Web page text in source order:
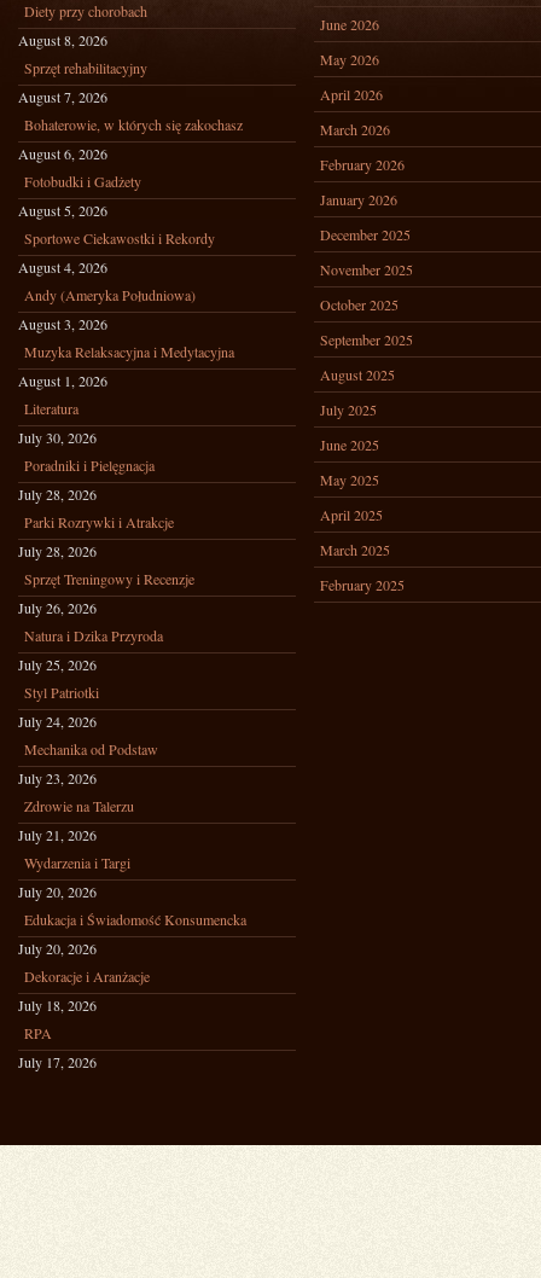
Diety przy chorobach
August 8, 2026
Sprzęt rehabilitacyjny
August 7, 2026
Bohaterowie, w których się zakochasz
August 6, 2026
Fotobudki i Gadżety
August 5, 2026
Sportowe Ciekawostki i Rekordy
August 4, 2026
Andy (Ameryka Południowa)
August 3, 2026
Muzyka Relaksacyjna i Medytacyjna
August 1, 2026
Literatura
July 30, 2026
Poradniki i Pielęgnacja
July 28, 2026
Parki Rozrywki i Atrakcje
July 28, 2026
Sprzęt Treningowy i Recenzje
July 26, 2026
Natura i Dzika Przyroda
July 25, 2026
Styl Patriotki
July 24, 2026
Mechanika od Podstaw
July 23, 2026
Zdrowie na Talerzu
July 21, 2026
Wydarzenia i Targi
July 20, 2026
Edukacja i Świadomość Konsumencka
July 20, 2026
Dekoracje i Aranżacje
July 18, 2026
RPA
July 17, 2026
June 2026
May 2026
April 2026
March 2026
February 2026
January 2026
December 2025
November 2025
October 2025
September 2025
August 2025
July 2025
June 2025
May 2025
April 2025
March 2025
February 2025